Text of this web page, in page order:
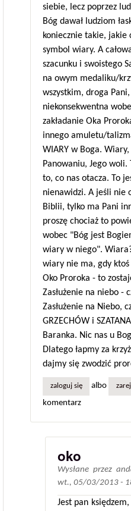
siebie, lecz poprzez
Bóg dawał ludziom
koniecznie takie, jakie
symbol wiary. A
szacunku i swoistego
na owym medaliku/
wszystkim, droga
niekonsekwentna
zakładanie Oka
innego amuletu/
WIARY w Boga.
Panowaniu, Jego woli.
to, co nas otacza. To
nienawidzi. A jeśli nie
Biblii, tylko ma Pani
proszę chociaż to
wobec "Bóg jest
wiary w niego".
wiary nie ma, gdy
Oko Proroka - to
Zasłużenie na niebo -
Zasłużenie na Niebo,
GRZECHÓW i
Baranka. Nic nas u
Dlatego łapmy za
dajmy się zwodzić
zaloguj się albo
komentarz
oko
Wysłane przez
wt., 05/03/2013 -
Jest pan